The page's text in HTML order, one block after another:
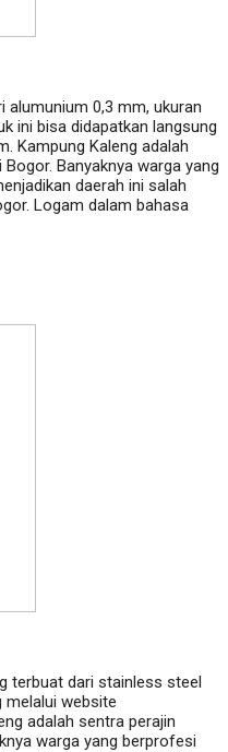
alumunium 0,3 mm, ukuran
ini bisa didapatkan langsung
Kampung Kaleng adalah
Banyaknya warga yang
daerah ini salah
Logam dalam bahasa
terbuat dari stainless steel
melalui website
adalah sentra perajin
warga yang berprofesi